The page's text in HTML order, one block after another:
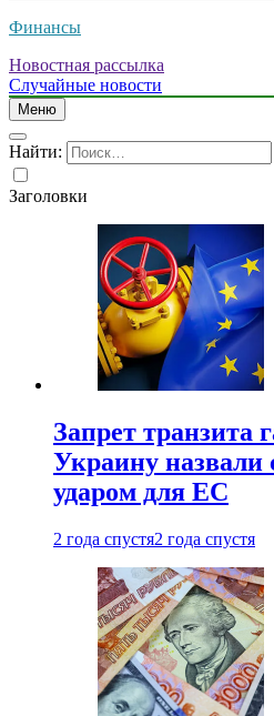
Финансы
Новостная рассылка
Случайные новости
Меню
Найти:
Заголовки
Запрет транзита
Украину назвали
ударом для ЕС
2 года спустя2 года спустя